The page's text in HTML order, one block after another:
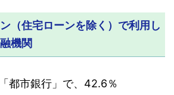
（住宅ローンを除く）で利用し
機関
都市銀行」で、42.6％